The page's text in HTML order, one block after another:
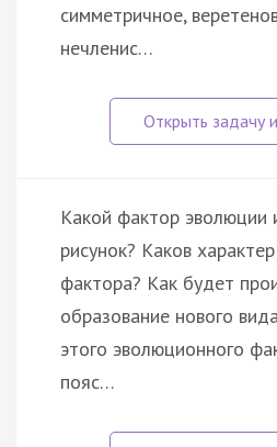
симметричное,
нечленис…
Какой фактор эволюции
рисунок? Каков
фактора? Как будет
образование нового
этого эволюционного
пояс…